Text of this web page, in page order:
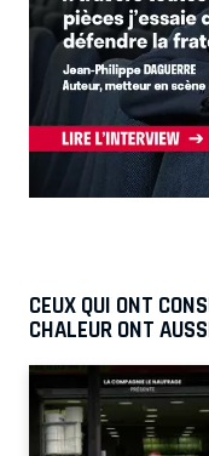
CEUX QUI ONT
CHALEUR ONT